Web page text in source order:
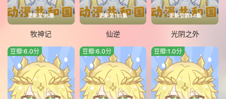
更新至95集
牧神记
更新至151集
仙逆
更新至第34集
光阴之外
豆瓣:6.0分 豆瓣:6.0分 豆瓣:1.0分